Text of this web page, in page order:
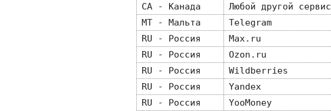
CA - Канада
Любой другой сервис
MT - Мальта
Telegram
RU - Россия
Max.ru
RU - Россия
Ozon.ru
RU - Россия
Wildberries
RU - Россия
Yandex
RU - Россия
YooMoney